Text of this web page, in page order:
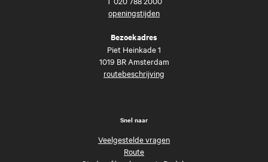
openingstijden
Bezoekadres
Piet Heinkade 1
1019 BR Amsterdam
routebeschrijving
Snel naar
Veelgestelde vragen
Route